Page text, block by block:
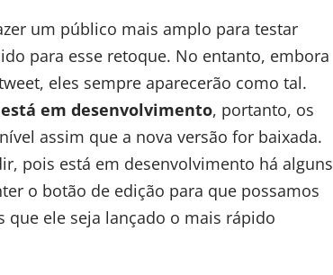
um público mais amplo para testar
para esse retoque. No entanto, embora
eles sempre aparecerão como tal.
em desenvolvimento, portanto, os
assim que a nova versão for baixada.
pois está em desenvolvimento há alguns
o botão de edição para que possamos
que ele seja lançado o mais rápido